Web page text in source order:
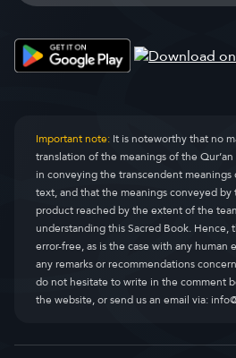
Important note:It is noteworthy that no
translation of the meanings of the
in conveying the transcendent meanings
text, and that the meanings conveyed
product reached by the extent of the
understanding this Sacred Book. Hence,
error-free, as is the case with any human
any remarks or recommendations
do not hesitate to write in the comment
the website, or send us an email via: